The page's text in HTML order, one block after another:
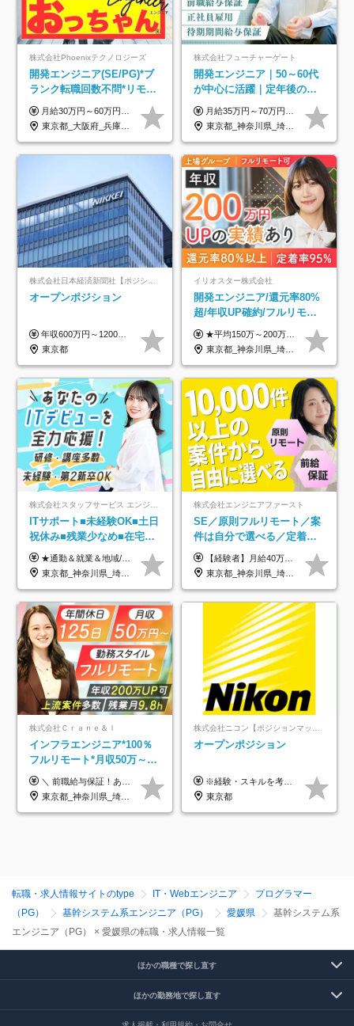
株式会社Phoenixテクノロジーズ
開発エンジニア(SE/PG)*ブ
ランク転職回数不問*リモー
ト案件多数*残業ほぼ0*通院
のための半休制度あり
月給30万円～60万円+住宅手当+職能手当+役職手当+決算賞与+報奨金 ※経験・能力を考慮し、優遇します ※給与には20時間分のみなし時間外手当(3万7000円以上)を含みます(超過時間分は別途追加支給) ※試用期間3～6ヵ月あり(その間の給与、待遇に差異なし) ※場合によって契約社員での採用の可能性あり(面接時に応相談)
東京都_大阪府_兵庫県_京都府_福岡県
株式会社フューチャーゲート
開発エンジニア｜50～60代
が中心に活躍｜定年後の給
与減ナシ｜年収50万円アッ
プ実績／昇給率92％（直近3
年）
月給35万円～70万円（固定残業代30時間分63,869円～を含む）+賞与年1回 ※30時間を超える分は別途支給します ●これまでのご経験・スキル・前職給与をできる限り考慮します ●待機期間も給与を100％支給します ●試用期間中も給与や福利厚生は同じです ≪年収を維持しながら長く働けます！≫ 一般的な企業では55歳や60歳を機に年収が下がりますが、 当社は役職などではなく「スキルや経験」で評価。 エンジニアとして長く働きながら あなたにふさわしい年収を維持できます！
東京都_神奈川県_埼玉県_千葉県
株式会社日本経済新聞社【ポジションマッチ登録】
オープンポジション
年収600万円～1200万円 ※上記年収は、想定年収です。住居費補助、子手当などの各種手当を含む金額です。 ※経験・能力等を考慮の上、当社規定により決定します。
東京都
イリオスター株式会社
開発エンジニア/還元率80%
超/年収UP確約/フルリモ
OK/年休130日/平均残業7h/
約2万件の案件から選択
★平均150万～200万円年収UPを実現！ ★前職給与を100％保証！ ★案件内容の開示・明確な評価体制あり ⇒クライアント評価で即昇給を実現したケースも◎ ★年12回（毎月昇給チャンスあり） ■月給35万円～103万円 ※経験・能力・前職給与を考慮し、決定 ※上記給与には月30時間分(6万6500円以上)の固定残業代が含まれます。超過分は手当として別途支給します ※試用期間3ヶ月あり(期間中の給与・待遇面に差異はありません) ▼収入アップの実例をご紹介 ───────────── ★働き方改革をした30代男性（PG） 子どもが生まれたばかりなのに、忙しい現場で残業も月50～60時間が当たり前。 ⇒残業ほぼゼロ＆週3リモートの働き方に！しかも給与もアップ！ ★収入アップした30代男性（PM） 子供が3人いて家計も苦しく、残業代で稼ぐ日々… ⇒残業をたくさんしていた年収額より、100万円以上アップしました！
東京都_神奈川県_埼玉県_千葉県_大阪府_愛知県_北海道_青森県_岩手県_宮城県_秋田県_山形県_福島県_茨城県_栃木県_群馬県_新潟県_山梨県_長野県_富山県_石川県_福井県_静岡県_岐阜県_三重県_兵庫県_京都府_滋賀県_奈良県_和歌山県_広島県_岡山県_鳥取県_島根県_山口県_徳島県_香川県_愛媛県_高知県_福岡県_熊本県_佐賀県_長崎県_大分県_宮崎県_鹿児島県_沖縄県
ITサポート■未経験OK■土日
祝休み■残業少なめ■在宅実
績あり■約900種類のスキル
アップ講座あり■全国募集
★通勤＆就業＆地域/住宅＆役職手当あり ★残業代は全額支給 ★選べる給与制度あり！ ■東京・神奈川・千葉・埼玉勤務の場合 月給24.5万円～55万円＋諸手当 （残業代は全額支給） (20,000円の地域/住宅手当込み) ■愛知・京都・大阪・兵庫勤務の場合 月給24万円以上＋諸手当 （残業代は全額支給） (15,000円の地域/住宅手当込み) ■茨城・栃木・群馬・静岡・三重・滋賀・広島・福岡勤務の場合 月給23.5万円以上＋諸手当 （残業代は全額支給） (10,000円の地域/住宅手当込み) ■北海道・宮城・山梨・長野・岐阜・奈良・和歌山・岡山勤務の場合 月給23万円以上＋諸手当 （残業代は全額支給） (5,000円の地域/住宅手当込み) ■その他のエリア勤務の場合 月給22.5万円以上＋諸手当 （残業代は全額支給） ※経験や能力を考慮し、当社規定により優遇します 【昇給：年一回実施】 【選べる給与制度】 ★収入を重視する方に… 「変動型人事制度」の選択も可能（派遣先からの評価に応じて収入アップ！） ※年2回のタイミングで希望者と面談の上決定します。
東京都_神奈川県_埼玉県_千葉県_大阪府_愛知県_北海道_岩手県_宮城県_山形県_福島県_茨城県_栃木県_群馬県_山梨県_長野県_富山県_石川県_静岡県_岐阜県_三重県_兵庫県_京都府_滋賀県_奈良県_広島県_岡山県_山口県_愛媛県_福岡県_熊本県_長崎県
株式会社エンジニアファースト
SE／原則フルリモート／案
件は自分で選べる／定着率
93%／20～30代活躍中！
【経験者】月給40万円～120万円(固定残業代含む)+各種手当 ★前職給与の総収入額を100％保証｜還元率84％〜100％ ★20代の平均年収570万円 ※月給には、みなし残業手当(月30時間／5万8000円以上)を含みます 超過分は別途追加支給 ※固定残業代は、時間外労働の有無に関わらず30時間分を、月5万8000円~15万7000円支給 ※上記を超える時間外労働分は追加で支給 【未経験者】月給21万円以上＋各種手当 固定残業なし(残業代発生分全額支給) ※6ヶ月の試用期間あり（※条件に変動なし） ▼単価連動性×還元率は84％～100％で収入の大幅UPが可能！ ・案件単価が月50万円の場合：年収417万円 ・案件単価が月70万円の場合：年収584万円 ・案件単価が月100万円の場合：年収834万円 ＜モデル年収＞ ▼400万円～500万円(入社初年度) ▼542万円～626万円(入社2年) ▼667万円～700万円(入社3年） ▼709万円～801万円(入社5年）
東京都_神奈川県_埼玉県_千葉県_大阪府_愛知県_北海道_青森県_岩手県_宮城県_秋田県_山形県_福島県_茨城県_栃木県_群馬県_新潟県_山梨県_長野県_富山県_石川県_福井県_静岡県_岐阜県_三重県_兵庫県_京都府_滋賀県_奈良県_和歌山県_広島県_岡山県_鳥取県_島根県_山口県_徳島県_香川県_愛媛県_高知県_福岡県_熊本県_佐賀県_長崎県_大分県_宮崎県_鹿児島県_沖縄県
株式会社Ｃｒａｎｅ＆Ｉ
インフラエンジニア*100％
フルリモート*月収50万～*
クラウド×上流工程*前職給
与保証*残業月9.8h
＼ 前職給与保証！あなたのこれまでの経験を正当評価 ／ ★月収50万円～スタート！【年俸600万～1,162万8,000円（12分割）】 ――「頑張りが給与に直結しない…」そんな不満とは無縁の環境です。 実際、入社後に「年収150万～200万円UP」を実現した先輩エンジニアが多数活躍中！ 【 収入をさらに押し上げる充実のプラスα 】 スキルを磨くほど得をする「資格手当」 ⇒ 1資格につき毎月3,000円～30,000円を継続支給！ 成果を見逃さない「功績手当」 ⇒ 社員の頑張りに応じて最大10万円をダイレクトに支給！ スピード昇給・高年収も可能 ⇒ 1回の昇給で年収数十万UPのチャンスあり。ゆくゆくは年収1000万以上のハイクラスも目指せます。 ※経験・スキルを考慮の上決定します ※上記金額には固定残業代（月30h分・95,000円～184,000円）を含みます ※超過分は別途全額支給します ※試用期間2ヶ月間あり（その他待遇に差異はありません）
東京都_神奈川県_埼玉県_千葉県_大阪府_愛知県_北海道_青森県_岩手県_宮城県_秋田県_山形県_福島県_茨城県_栃木県_群馬県_新潟県_山梨県_長野県_富山県_石川県_福井県_静岡県_岐阜県_三重県_兵庫県_京都府_滋賀県_奈良県_和歌山県_広島県_岡山県_鳥取県_島根県_山口県_徳島県_香川県_愛媛県_高知県_福岡県_熊本県_佐賀県_長崎県_大分県_宮崎県_鹿児島県_沖縄県
オープンポジション
※経験・スキルを考慮の上、決定します。
東京都
転職・求人情報サイトのtype IT・Webエンジニア
プログラマー
（PG）
基幹システム系エンジニア（PG） 愛媛県
基幹システム系
エンジニア（PG） × 愛媛県の転職・求人情報一覧
ほかの職種で探し直す
ほかの勤務地で探し直す